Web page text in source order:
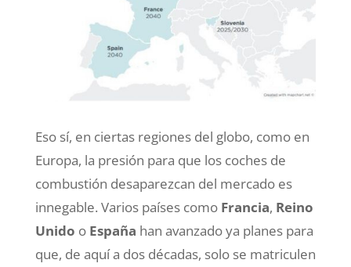
Eso sí, en ciertas regiones del globo, como en
Europa, la presión para que los coches de
combustión desaparezcan del mercado es
innegable. Varios países como Francia, Reino
Unido o España han avanzado ya planes para
que, de aquí a dos décadas, solo se matriculen